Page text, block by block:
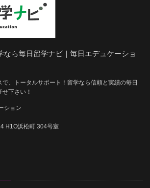
なら毎日留学ナビ｜毎日エデュケーショ
、トータルサポート！留学なら信頼と実績の毎日
下さい！
ション
H1O浜松町 304号室